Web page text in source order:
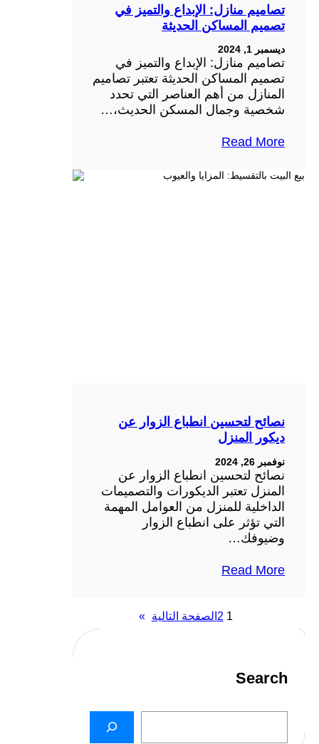
تصاميم منازل: الإبداع والتميز في
تصميم المساكن الحديثة
ديسمبر 1, 2024
تصاميم منازل: الإبداع والتميز في
تصميم المساكن الحديثة تعتبر تصاميم
المنازل من أهم العناصر التي تحدد
شخصية وجمال المسكن الحديث،…
Read More
نصائح لتحسين انطباع الزوار عن
ديكور المنزل
نوفمبر 26, 2024
نصائح لتحسين انطباع الزوار عن
المنزل تعتبر الديكورات والتصميمات
الداخلية للمنزل من العوامل المهمة
التي تؤثر على انطباع الزوار
وضيوفك…
Read More
1
2 الصفحة التالية »
Search